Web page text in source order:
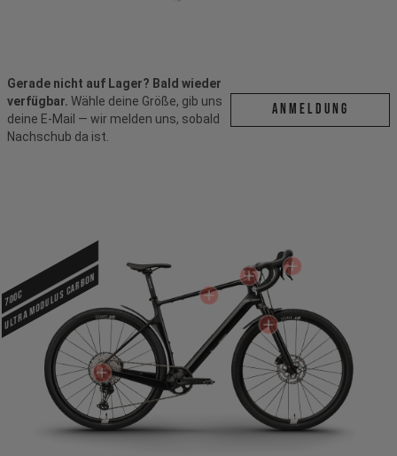
Gerade nicht auf Lager? Bald wieder
verfügbar. Wähle deine Größe, gib uns
deine E-Mail — wir melden uns, sobald
Nachschub da ist.
ANMELDUNG
700c
Ultra Modulus Carbon